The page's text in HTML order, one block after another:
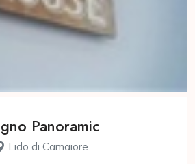
Panoramic
Lido di Camaiore